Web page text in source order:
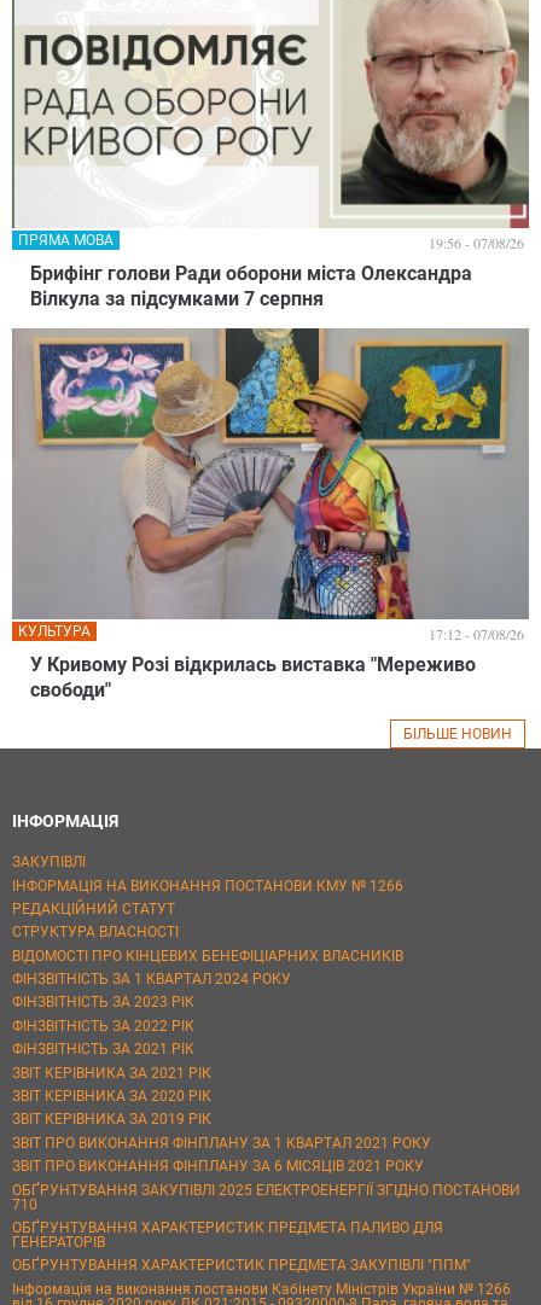
Брифінг голови Ради оборони міста Олександра
Вілкула за підсумками 7 серпня
ПРЯМА МОВА 19:56 - 07/08/26
У Кривому Розі відкрилась виставка "Мереживо
свободи"
КУЛЬТУРА 17:12 - 07/08/26
БІЛЬШЕ НОВИН
ІНФОРМАЦІЯ
ЗАКУПІВЛІ
ІНФОРМАЦІЯ НА ВИКОНАННЯ ПОСТАНОВИ КМУ № 1266
РЕДАКЦІЙНИЙ СТАТУТ
СТРУКТУРА ВЛАСНОСТІ
ВІДОМОСТІ ПРО КІНЦЕВИХ БЕНЕФІЦІАРНИХ ВЛАСНИКІВ
ФІНЗВІТНІСТЬ ЗА 1 КВАРТАЛ 2024 РОКУ
ФІНЗВІТНІСТЬ ЗА 2023 РІК
ФІНЗВІТНІСТЬ ЗА 2022 РІК
ФІНЗВІТНІСТЬ ЗА 2021 РІК
ЗВІТ КЕРІВНИКА ЗА 2021 РІК
ЗВІТ КЕРІВНИКА ЗА 2020 РІК
ЗВІТ КЕРІВНИКА ЗА 2019 РІК
ЗВІТ ПРО ВИКОНАННЯ ФІНПЛАНУ ЗА 1 КВАРТАЛ 2021 РОКУ
ЗВІТ ПРО ВИКОНАННЯ ФІНПЛАНУ ЗА 6 МІСЯЦІВ 2021 РОКУ
ОБҐРУНТУВАННЯ ЗАКУПІВЛІ 2025 ЕЛЕКТРОЕНЕРГІЇ ЗГІДНО ПОСТАНОВИ
710
ОБҐРУНТУВАННЯ ХАРАКТЕРИСТИК ПРЕДМЕТА ПАЛИВО ДЛЯ
ГЕНЕРАТОРІВ
ОБҐРУНТУВАННЯ ХАРАКТЕРИСТИК ПРЕДМЕТА ЗАКУПІВЛІ "ППМ"
Інформація на виконання постанови Кабінету Міністрів України № 1266